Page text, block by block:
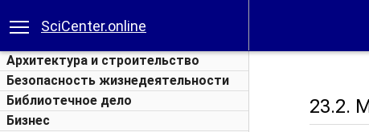
SciCenter.online
Архитектура и строительство
Безопасность жизнедеятельности
Библиотечное дело
Бизнес
23.2.